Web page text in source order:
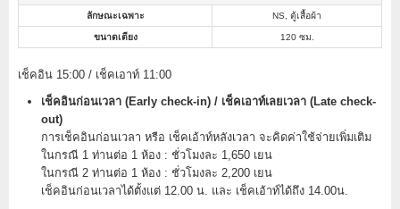
ลักษณะเฉพาะ NS, ตู้เสื้อผ้า
ขนาดเตียง 120 ซม.
เช็คอิน 15:00 / เช็คเอาท์ 11:00
เช็คอินก่อนเวลา (Early check-in) / เช็คเอาท์เลยเวลา (Late check-
out)
การเช็คอินก่อนเวลา หรือ เช็คเอ้าท์หลังเวลา จะคิดค่าใช้จ่ายเพิ่มเติม
ในกรณี 1 ท่านต่อ 1 ห้อง : ชั่วโมงละ 1,650 เยน
ในกรณี 2 ท่านต่อ 1 ห้อง : ชั่วโมงละ 2,200 เยน
เช็คอินก่อนเวลาได้ตั้งแต่ 12.00 น. และ เช็คเอ้าท์ได้ถึง 14.00น.